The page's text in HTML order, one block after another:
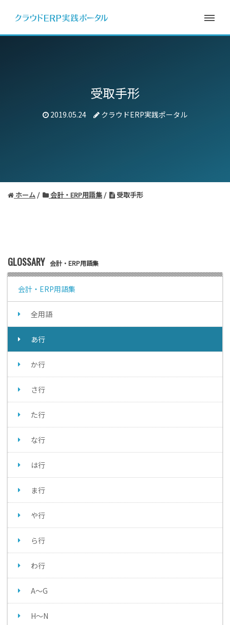
受取手形
2019.05.24 クラウドERP実践ポータル
ホーム 会計・ERP用語集 受取手形
GLOSSARY 会計・ERP用語集
会計・ERP用語集
全用語
あ行
か行
さ行
た行
な行
は行
ま行
や行
ら行
わ行
A～G
H～N